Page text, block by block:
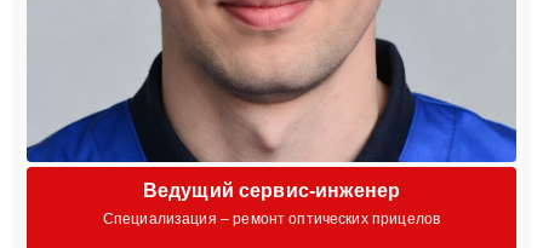
Ведущий сервис-инженер
Специализация – ремонт оптических прицелов